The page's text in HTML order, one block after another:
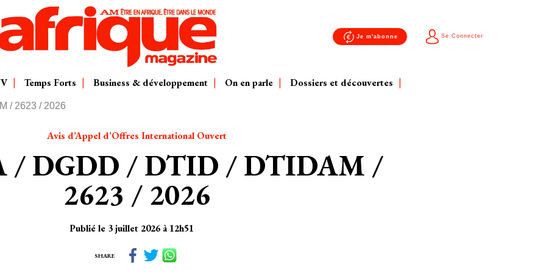
Je m'abonne Se Connecter
Temps Forts Business & développement On en parle Dossiers et découvertes
/ 2623 / 2026
Avis d’Appel d’Offres International Ouvert
/ DGDD / DTID / DTIDAM /
2623 / 2026
Publié le 3 juillet 2026 à 12h51
SHARE